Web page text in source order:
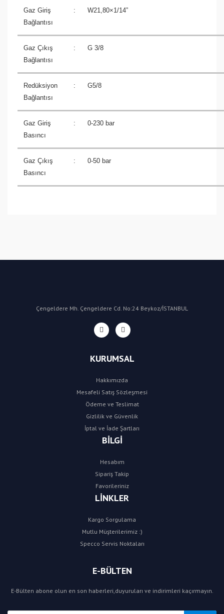
Gaz Giriş
Bağlantısı
: W21,80×1/14”
Gaz Çıkış
Bağlantısı
: G 3/8
Redüksiyon
Bağlantısı
: G5/8
Gaz Giriş
Basıncı
: 0-230 bar
Gaz Çıkış
Basıncı
: 0-50 bar
Çengeldere Mh. Çengeldere Cd. No:24 Beykoz/İSTANBUL
KURUMSAL
Hakkımızda
Mesafeli Satış Sözleşmesi
Ödeme ve Teslimat
Gizlilik ve Güvenlik
İptal ve İade Şartları
BİLGİ
Hesabım
Sipariş Takip
Favorileriniz
LİNKLER
Kargo Sorgulama
Mutlu Müşterilerimiz :)
Specco Servis Noktaları
E-BÜLTEN
E-Bülten abone olun en son haberleri,duyuruları ve indirimleri kaçırmayın.